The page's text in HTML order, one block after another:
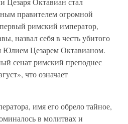
правителем огромной
римский император,
назвал себя в честь убитого
Юлием Цезарем Октавианом.
сенат римский преподнес
что означает
имя его обрело тайное,
в молитвах и